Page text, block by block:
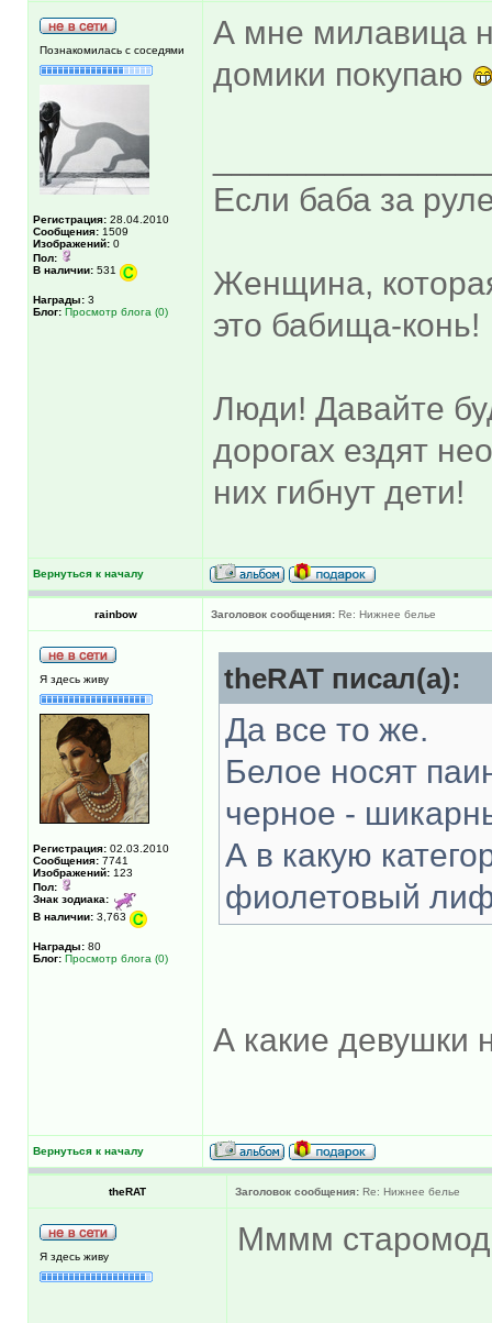
Познакомилась с соседями
Регистрация: 28.04.2010
Сообщения: 1509
Изображений: 0
Пол:
В наличии: 531
Награды: 3
Блог: Просмотр блога (0)
А мне милавица
домики покупаю
Если баба за
Женщина,
это бабища-конь!
Люди! Давайте
дорогах ездят
них гибнут дети!
Вернуться к началу
rainbow Заголовок сообщения: Re: Нижнее белье
Я здесь живу
Регистрация: 02.03.2010
Сообщения: 7741
Изображений: 123
Пол:
Знак зодиака:
В наличии: 3,763
Награды: 80
Блог: Просмотр блога (0)
theRAT писал(а):
Да все то же.
Белое носят
черное -
А в какую
фиолетовый
А какие девушки
Вернуться к началу
theRAT Заголовок сообщения: Re: Нижнее белье
Я здесь живу Мммм